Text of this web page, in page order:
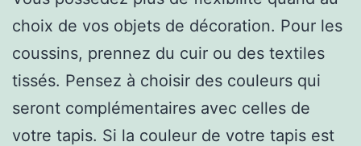
choix de vos objets de décoration. Pour les
coussins, prennez du cuir ou des textiles
tissés. Pensez à choisir des couleurs qui
seront complémentaires avec celles de
votre tapis. Si la couleur de votre tapis est